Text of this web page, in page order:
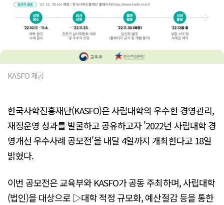
KASFO 제공
한국사학진흥재단(KASFO)은 사립대학의 우수한 경영관리,
재정운영 성과를 발굴하고 공유하고자 '2022년 사립대학 경
영개선 우수사례 공모전'을 내달 4일까지 개최한다고 18일
밝혔다.
이번 공모전은 교육부와 KASFO가 공동 주최하며, 사립대학
(법인)을 대상으로 ▷대학 적정 규모화, 예산절감 등을 통한